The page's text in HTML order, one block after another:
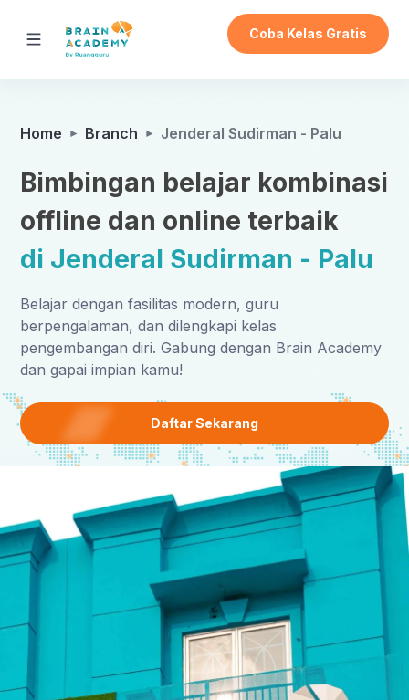
Coba Kelas Gratis
Home Branch Jenderal Sudirman - Palu
Bimbingan belajar kombinasi
offline dan online terbaik
di Jenderal Sudirman - Palu
Belajar dengan fasilitas modern, guru
berpengalaman, dan dilengkapi kelas
pengembangan diri. Gabung dengan Brain Academy
dan gapai impian kamu!
Daftar Sekarang